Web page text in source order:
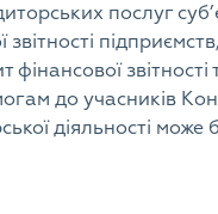
послуг
звітності
до учасників
діяльності може